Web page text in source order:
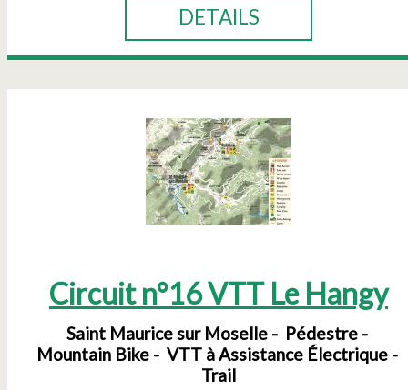
DETAILS
Circuit n°16 VTT Le Hangy
Saint Maurice sur Moselle
Pédestre
Mountain Bike
VTT à Assistance Électrique
Trail